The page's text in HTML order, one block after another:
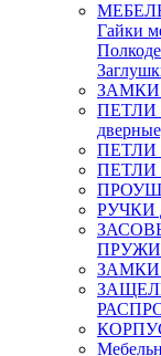
Гайки
ПЕТЛИ
РУЧКИ
ЗАМКИ